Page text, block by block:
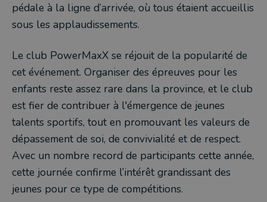
pédale à la ligne d’arrivée, où tous étaient accueillis
sous les applaudissements.
Le club PowerMaxX se réjouit de la popularité de
cet événement. Organiser des épreuves pour les
enfants reste assez rare dans la province, et le club
est fier de contribuer à l'émergence de jeunes
talents sportifs, tout en promouvant les valeurs de
dépassement de soi, de convivialité et de respect.
Avec un nombre record de participants cette année,
cette journée confirme l’intérêt grandissant des
jeunes pour ce type de compétitions.